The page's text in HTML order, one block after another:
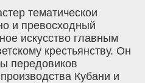
тематическои
и превосходный
искусство главным
крестьянству. Он
передовиков
Кубани и